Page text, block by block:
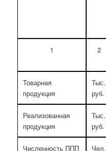
1 2
Товарная
продукция
Тыс.
руб.
Реализованная
продукция
Тыс.
руб.
Численность ППП Чел.